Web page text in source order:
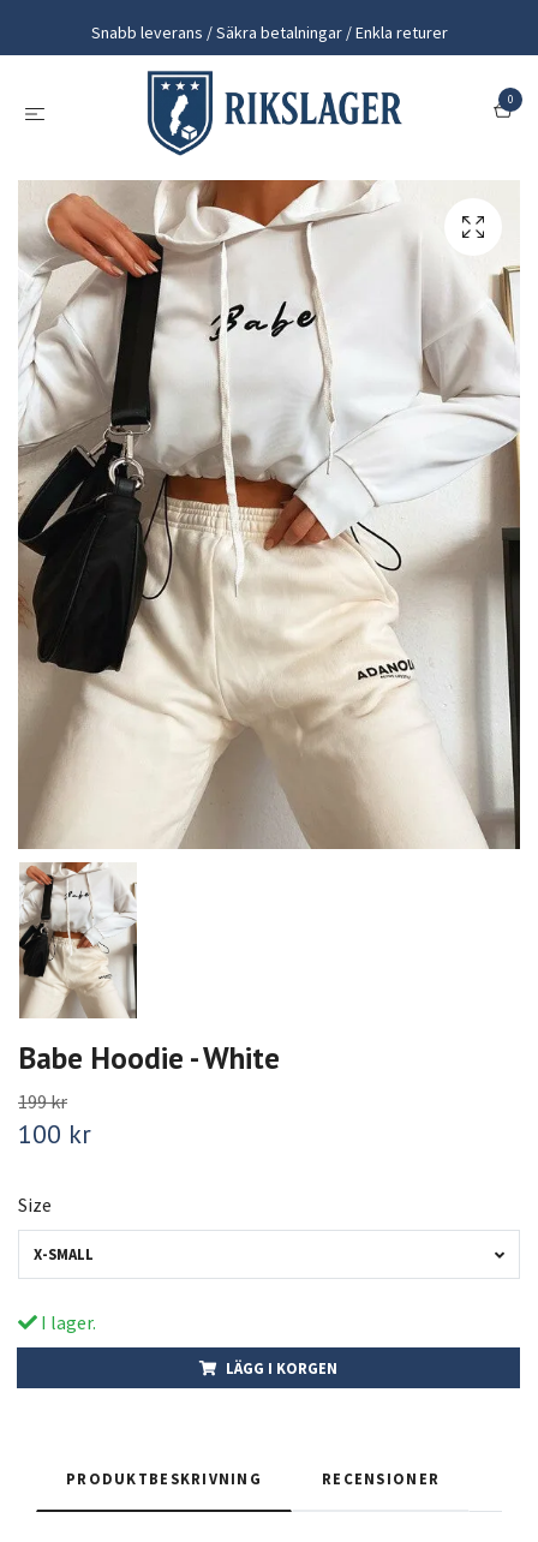
Snabb leverans / Säkra betalningar / Enkla returer
0
Babe Hoodie - White
199 kr
100 kr
Size
X-SMALL
I lager.
LÄGG I KORGEN
PRODUKTBESKRIVNING RECENSIONER